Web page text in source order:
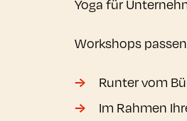
Yoga für
Workshops
Runter vom
Im Rahmen